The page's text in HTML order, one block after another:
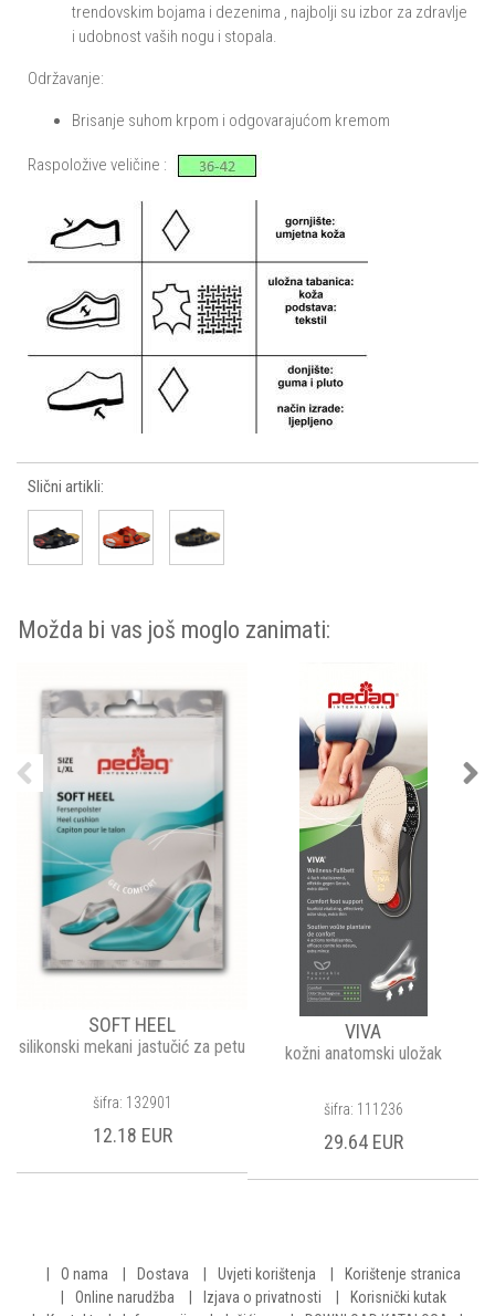
trendovskim bojama i dezenima , najbolji su izbor za zdravlje
i udobnost vaših nogu i stopala.
Održavanje:
Brisanje suhom krpom i odgovarajućom kremom
Raspoložive veličine :
Slični artikli:
Možda bi vas još moglo zanimati:
SOFT HEEL
silikonski mekani jastučić za petu
šifra: 132901
12.18 EUR
VIVA
kožni anatomski uložak
šifra: 111236
29.64 EUR
O nama Dostava Uvjeti korištenja
Korištenje stranica
Online narudžba
Izjava o privatnosti
Korisnički kutak